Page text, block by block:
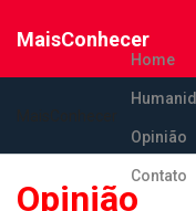
MaisConhecer
Home
Opinião
Contato
Opinião